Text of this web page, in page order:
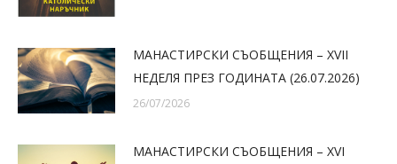
МАНАСТИРСКИ СЪОБЩЕНИЯ – XVII
НЕДЕЛЯ ПРЕЗ ГОДИНАТА (26.07.2026)
26/07/2026
МАНАСТИРСКИ СЪОБЩЕНИЯ – XVI